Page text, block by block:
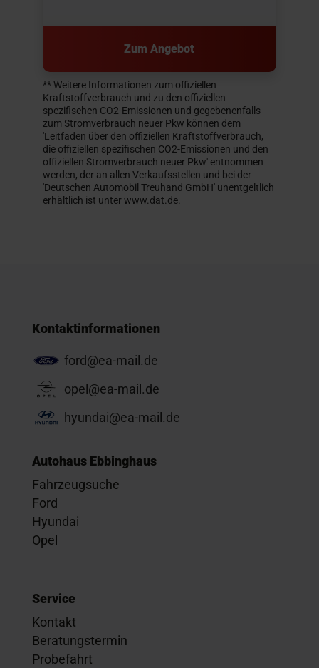
Zum Angebot
** Weitere Informationen zum offiziellen
Kraftstoffverbrauch und zu den offiziellen
spezifischen CO2-Emissionen und gegebenenfalls
zum Stromverbrauch neuer Pkw können dem
'Leitfaden über den offiziellen Kraftstoffverbrauch,
die offiziellen spezifischen CO2-Emissionen und den
offiziellen Stromverbrauch neuer Pkw' entnommen
werden, der an allen Verkaufsstellen und bei der
'Deutschen Automobil Treuhand GmbH' unentgeltlich
erhältlich ist unter www.dat.de.
Kontaktinformationen
ford@ea-mail.de
opel@ea-mail.de
hyundai@ea-mail.de
Autohaus Ebbinghaus
Fahrzeugsuche
Ford
Hyundai
Opel
Service
Kontakt
Beratungstermin
Probefahrt